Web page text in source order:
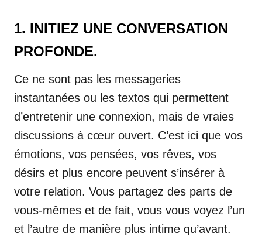
1. INITIEZ UNE CONVERSATION
PROFONDE.
Ce ne sont pas les messageries
instantanées ou les textos qui permettent
d’entretenir une connexion, mais de vraies
discussions à cœur ouvert. C’est ici que vos
émotions, vos pensées, vos rêves, vos
désirs et plus encore peuvent s’insérer à
votre relation. Vous partagez des parts de
vous-mêmes et de fait, vous vous voyez l’un
et l’autre de manière plus intime qu’avant.